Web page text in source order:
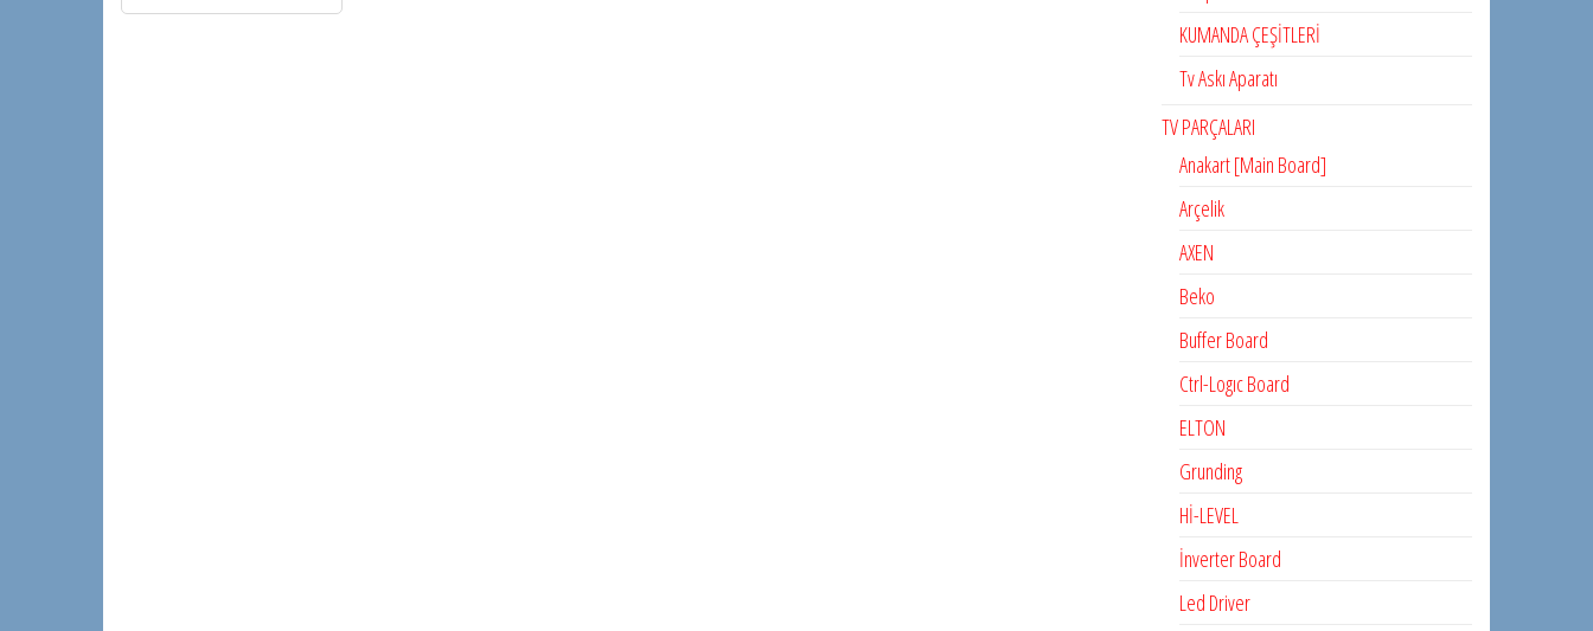
KUMANDA ÇEŞİTLERİ
Tv Askı Aparatı
TV PARÇALARI
Anakart [Main Board]
Arçelik
AXEN
Beko
Buffer Board
Ctrl-Logıc Board
ELTON
Grunding
Hİ-LEVEL
İnverter Board
Led Driver